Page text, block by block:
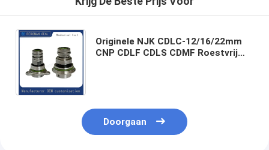
Originele NJK CDLC-12/16/22mm
CNP CDLF CDLS CDMF Roestvrij
Doorgaan